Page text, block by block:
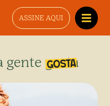
ASSINE AQUI
gente gosta